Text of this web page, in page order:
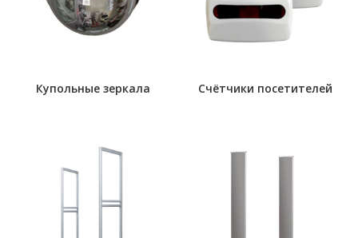
Купольные зеркала Счётчики посетителей